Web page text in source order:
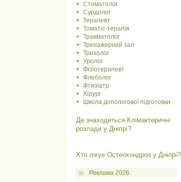
Стоматолог
Сурдолог
Терапевт
Томатіс-терапія
Травматолог
Тренажерний зал
Трихолог
Уролог
Фізіотерапевт
Флеболог
Фтизіатр
Хірург
Школа допологової підготовки
Де знаходиться Клімактеричні
розлади у Дніпрі?
Хто лікуе Остеохондроз у Дніпрі?
Реклама 2026: